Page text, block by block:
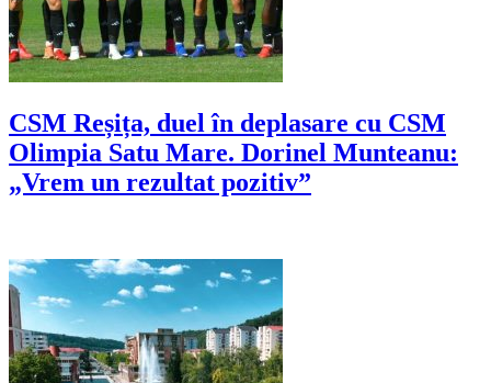
CSM Reșița, duel în deplasare cu CSM
Olimpia Satu Mare. Dorinel Munteanu:
„Vrem un rezultat pozitiv”